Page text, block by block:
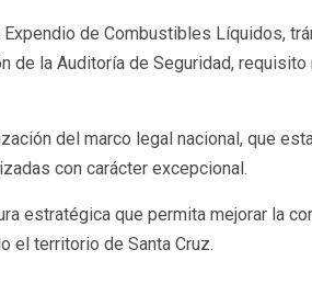
de Combustibles Líquidos,
la Auditoría de Seguridad,
del marco legal nacional, que
con carácter excepcional.
estratégica que permita mejorar la
el territorio de Santa Cruz.